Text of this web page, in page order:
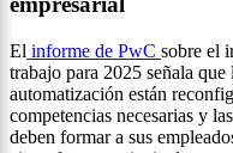
El informe de PwC sobre el
trabajo para 2025 señala
automatización están
competencias necesarias y
deben formar a sus